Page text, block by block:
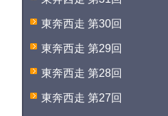
東奔西走 第30回
東奔西走 第29回
東奔西走 第28回
東奔西走 第27回